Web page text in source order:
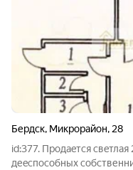
Бердск, Микрорайон, 28
id:377. Прoдaeтcя
деecпocoбныx